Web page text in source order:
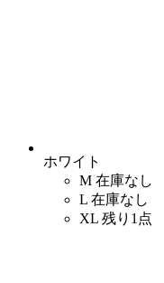
ホワイト
M 在庫なし
L 在庫なし
XL 残り1点